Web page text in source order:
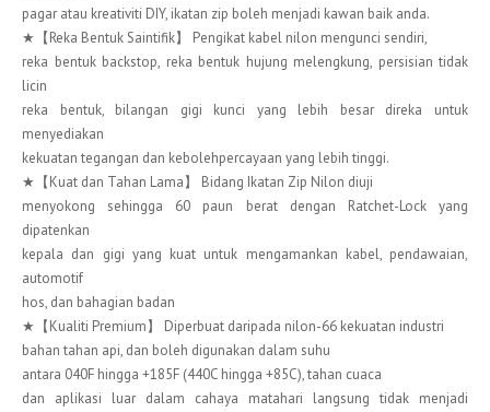
pagar atau kreativiti DIY, ikatan zip boleh menjadi kawan baik anda.
★【Reka Bentuk Saintifik】 Pengikat kabel nilon mengunci sendiri,
reka bentuk backstop, reka bentuk hujung melengkung, persisian tidak
licin
reka bentuk, bilangan gigi kunci yang lebih besar direka untuk
menyediakan
kekuatan tegangan dan kebolehpercayaan yang lebih tinggi.
★【Kuat dan Tahan Lama】 Bidang Ikatan Zip Nilon diuji
menyokong sehingga 60 paun berat dengan Ratchet-Lock yang
dipatenkan
kepala dan gigi yang kuat untuk mengamankan kabel, pendawaian,
automotif
hos, dan bahagian badan
★【Kualiti Premium】 Diperbuat daripada nilon-66 kekuatan industri
bahan tahan api, dan boleh digunakan dalam suhu
antara 040F hingga +185F (440C hingga +85C), tahan cuaca
dan aplikasi luar dalam cahaya matahari langsung tidak menjadi